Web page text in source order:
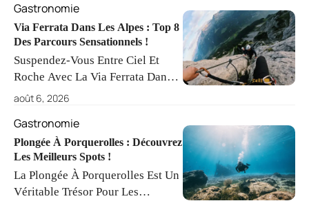
Expérimentées. Les Conditions
Idéales Et L'encadrement
Professionnel Garantissent Une
Expérience Enrichissante Pour
Tous Les Apprentis Surfeurs.
Gastronomie
Via Ferrata Dans Les Alpes : Top 8
Des Parcours Sensationnels !
Suspendez-Vous Entre Ciel Et
Roche Avec La Via Ferrata Dans
Les Alpes, Une Aventure
Découverte De Paysages
Vertigineux, Mêlant Sensations
Fortes Et Moments
D'émerveillement.
août 6, 2026
Gastronomie
Plongée À Porquerolles : Découvrez
Les Meilleurs Spots !
La Plongée À Porquerolles Est Un
Véritable Trésor Pour Les